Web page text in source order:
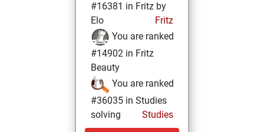
#16381 in Fritz by
Elo
Fritz
You are ranked
#14902 in Fritz
Beauty
You are ranked
#36035 in Studies
solving
Studies